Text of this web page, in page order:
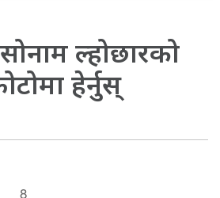
ल्होछारको
हेर्नुस्
8